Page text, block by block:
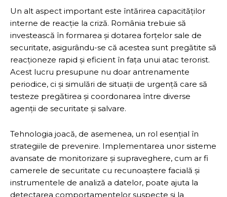
Un alt aspect important este întărirea capacităților
interne de reacție la criză. România trebuie să
investească în formarea și dotarea forțelor sale de
securitate, asigurându-se că acestea sunt pregătite să
reacționeze rapid și eficient în fața unui atac terorist.
Acest lucru presupune nu doar antrenamente
periodice, ci și simulări de situații de urgență care să
testeze pregătirea și coordonarea între diverse
agenții de securitate și salvare.
Tehnologia joacă, de asemenea, un rol esențial în
strategiile de prevenire. Implementarea unor sisteme
avansate de monitorizare și supraveghere, cum ar fi
camerele de securitate cu recunoaștere facială și
instrumentele de analiză a datelor, poate ajuta la
detectarea comportamentelor suspecte și la